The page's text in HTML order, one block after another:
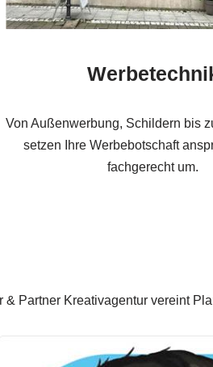
Von Außenwerbung, Schildern bis
setzen Ihre Werbebotschaft
fachgerecht um.
Partner Kreativagentur vereint